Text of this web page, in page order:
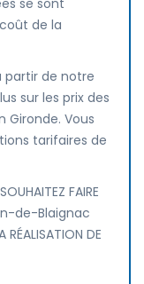
se sont
de la
partir de notre
sur les prix des
Gironde. Vous
tarifaires de
FAIRE
de-Blaignac
RÉALISATION DE